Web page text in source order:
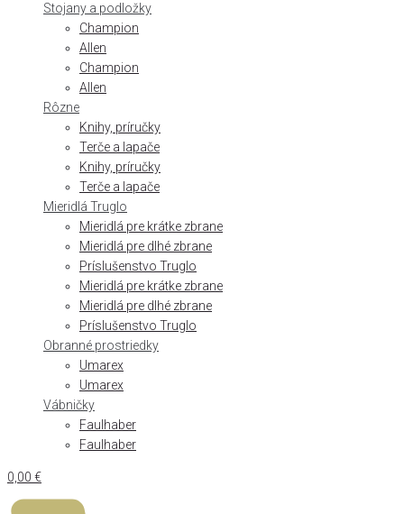
Stojany a podložky
Champion
Allen
Champion
Allen
Rôzne
Knihy, príručky
Terče a lapače
Knihy, príručky
Terče a lapače
Mieridlá Truglo
Mieridlá pre krátke zbrane
Mieridlá pre dlhé zbrane
Príslušenstvo Truglo
Mieridlá pre krátke zbrane
Mieridlá pre dlhé zbrane
Príslušenstvo Truglo
Obranné prostriedky
Umarex
Umarex
Vábničky
Faulhaber
Faulhaber
0,00 €